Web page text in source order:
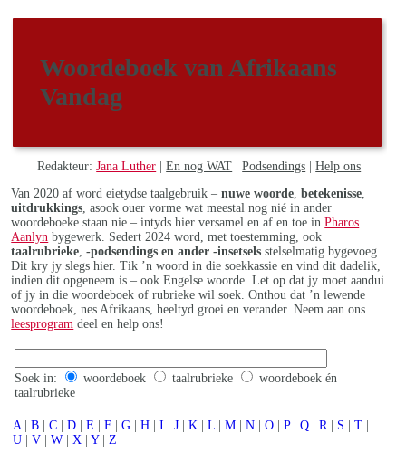
Woordeboek van Afrikaans
Vandag
Redakteur:Jana Luther |En nog WAT |Podsendings |Help ons
Van 2020 af word eietydse taalgebruik –nuwe woorde ,betekenisse
uitdrukkings , asook ouer vorme wat meestal nog nié in ander
woordeboeke staan nie – intyds hier versamel en af en toe inPharos
Aanlyn bygewerk. Sedert 2024 word, met toestemming, ook
taalrubrieke ,-podsendings en ander -insetsels stelselmatig bygevoeg.
Dit kry jy slegs hier. Tik ’n woord in die soekkassie en vind dit dadelik,
indien dit opgeneem is – ook Engelse woorde. Let op dat jy moet aandui
of jy in die woordeboek of rubrieke wil soek. Onthou dat ’n lewende
woordeboek, nes Afrikaans, heeltyd groei en verander. Neem aan ons
leesprogram deel en help ons!
Soek in: woordeboek taalrubrieke
woordeboek én
taalrubrieke
A | B | C | D | E | F | G | H | I | J | K | L | M | N | O | P | Q | R | S | T |
U | V | W | X | Y | Z